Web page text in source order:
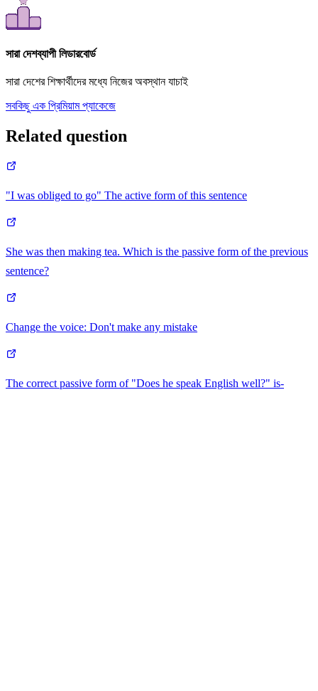
সারা দেশব্যাপী লিডারবোর্ড
সারা দেশের শিক্ষার্থীদের মধ্যে নিজের অবস্থান যাচাই
সবকিছু এক প্রিমিয়াম প্যাকেজে
Related question
"I was obliged to go" The active form of this sentence
She was then making tea. Which is the passive form of the previous
sentence?
Change the voice: Don't make any mistake
The correct passive form of "Does he speak English well?" is-